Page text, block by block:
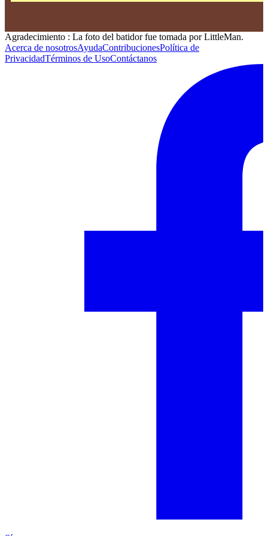
Agradecimiento : La foto del batidor fue tomada por LittleMan.
Acerca de nosotrosAyudaContribucionesPolítica de
PrivacidadTérminos de UsoContáctanos